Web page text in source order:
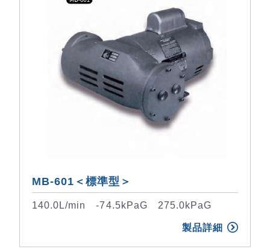
MB-601＜標準型＞
140.0L/min -74.5kPaG 275.0kPaG
製品詳細